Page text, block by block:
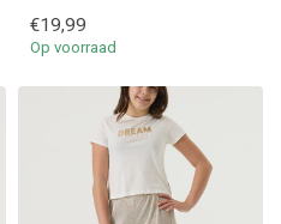
€19,99
Op voorraad